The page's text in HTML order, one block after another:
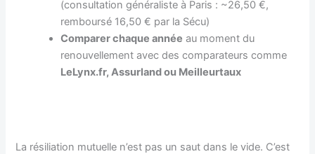
(consultation généraliste à Paris : ~26,50 €,
remboursé 16,50 € par la Sécu)
Comparer chaque année au moment du
renouvellement avec des comparateurs comme
LeLynx.fr, Assurland ou Meilleurtaux
La résiliation mutuelle n’est pas un saut dans le vide. C’est